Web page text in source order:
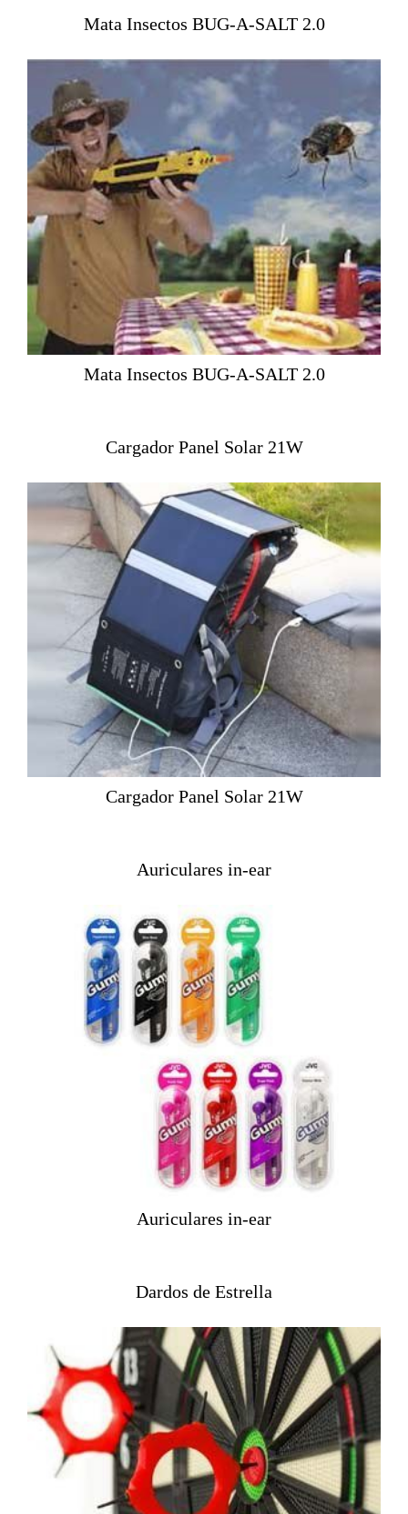
Mata Insectos BUG-A-SALT 2.0
Mata Insectos BUG-A-SALT 2.0
Cargador Panel Solar 21W
Cargador Panel Solar 21W
Auriculares in-ear
Auriculares in-ear
Dardos de Estrella